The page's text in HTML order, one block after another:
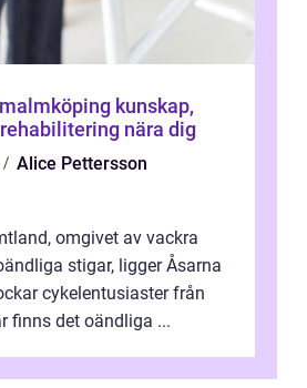
kunskap,
nära dig
Alice Pettersson
omgivet av vackra
stigar, ligger Åsarna
cykelentusiaster från
finns det oändliga ...